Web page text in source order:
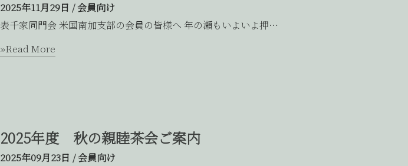
2025年11月29日 /会員向け
表千家同門会 米国南加支部の会員の皆様へ 年の瀬もいよいよ押…
»Read More
2025年度 秋の親睦茶会ご案内
2025年09月23日 /会員向け